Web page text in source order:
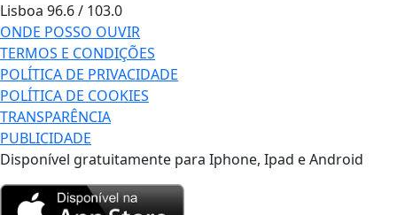
Lisboa 96.6 / 103.0
ONDE POSSO OUVIR
TERMOS E CONDIÇÕES
POLÍTICA DE PRIVACIDADE
POLÍTICA DE COOKIES
TRANSPARÊNCIA
PUBLICIDADE
Disponível gratuitamente para Iphone, Ipad e Android